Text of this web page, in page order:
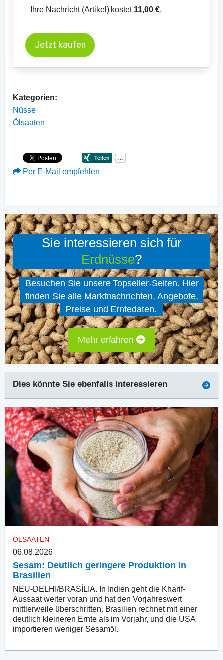
Ihre Nachricht (Artikel) kostet 11,00 €.
Jetzt kaufen
Kategorien:
Nüsse
Ölsaaten
Per E-Mail empfehlen
Sie interessieren sich für
Erdnüsse?
Besuchen Sie unsere Topseller-Seiten. Hier
finden Sie alle Marktnachrichten, Angebote,
Preise und Erntedaten.
Mehr erfahren
Dies könnte Sie ebenfalls interessieren
ÖLSAATEN
06.08.2026
Sesam: Deutlich geringere Produktion in
Brasilien
NEU-DELHI/BRASÍLIA. In Indien geht die Kharif-
Aussaat weiter voran und hat den Vorjahreswert
mittlerweile überschritten. Brasilien rechnet mit einer
deutlich kleineren Ernte als im Vorjahr, und die USA
importieren weniger Sesamöl.